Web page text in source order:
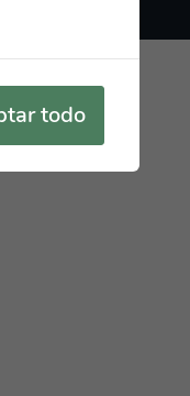
todo